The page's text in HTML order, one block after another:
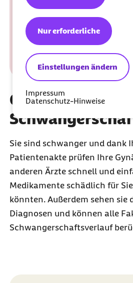
Einstellungen ändern
Nur erforderliche
Impressum
Datenschutz-Hinweise
Gut betreut
Sie sind schwanger und dank
Patientenakte prüfen Ihre
anderen Ärzte schnell und
Medikamente schädlich für
könnten. Außerdem sehen sie
Diagnosen und können alle
Schwangerschaftsverlauf